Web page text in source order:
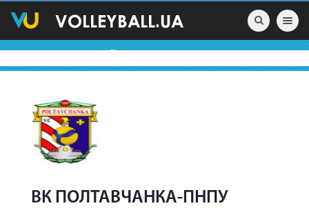
Toggle
ВК ПОЛТАВЧАНКА-ПНПУ